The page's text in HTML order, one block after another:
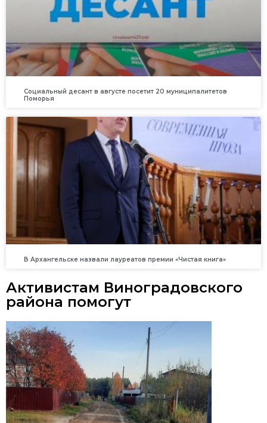
Социальный десант в августе посетит 20 муниципалитетов
Поморья
В Архангельске назвали лауреатов премии «Чистая книга»
Активистам Виноградовского
района помогут